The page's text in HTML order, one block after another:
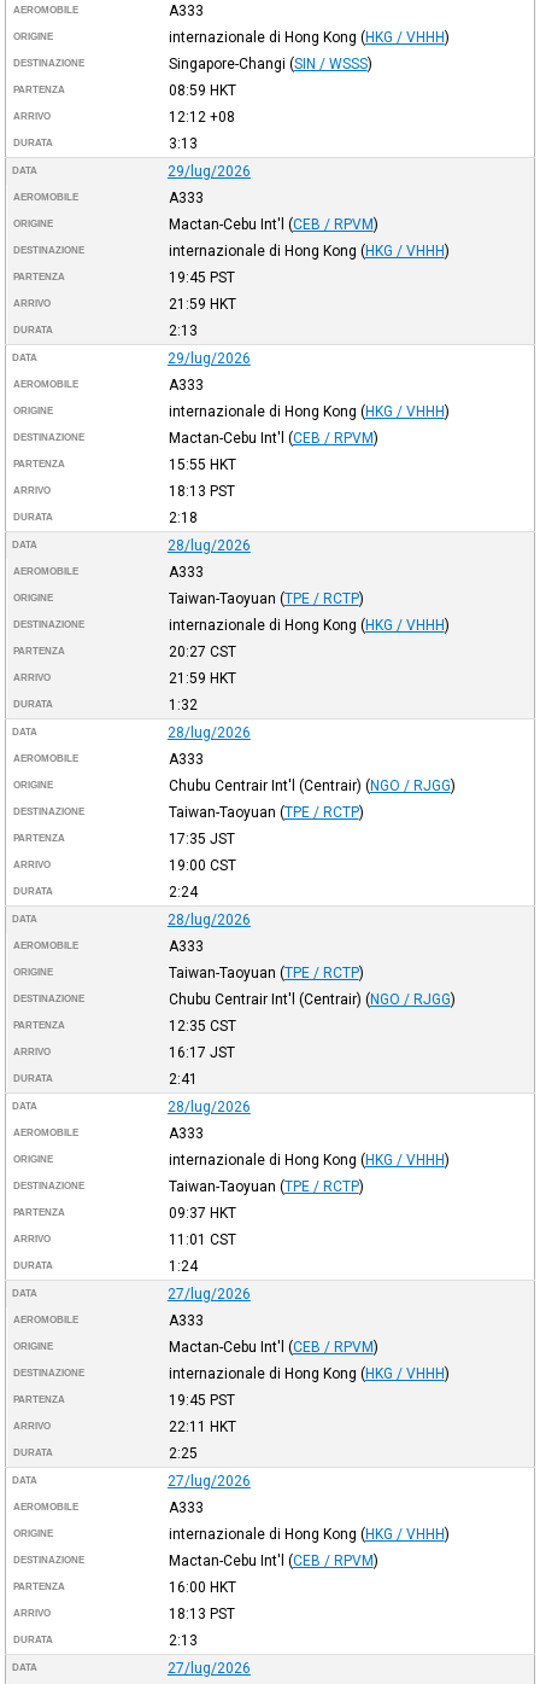
AEROMOBILE A333
ORIGINE internazionale di Hong Kong (HKG / VHHH)
DESTINAZIONE Singapore-Changi (SIN / WSSS)
PARTENZA 08:59 HKT
ARRIVO 12:12 +08
DURATA 3:13
DATA 29/lug/2026
AEROMOBILE A333
ORIGINE Mactan-Cebu Int'l (CEB / RPVM)
DESTINAZIONE internazionale di Hong Kong (HKG / VHHH)
PARTENZA 19:45 PST
ARRIVO 21:59 HKT
DURATA 2:13
DATA 29/lug/2026
AEROMOBILE A333
ORIGINE internazionale di Hong Kong (HKG / VHHH)
DESTINAZIONE Mactan-Cebu Int'l (CEB / RPVM)
PARTENZA 15:55 HKT
ARRIVO 18:13 PST
DURATA 2:18
DATA 28/lug/2026
AEROMOBILE A333
ORIGINE Taiwan-Taoyuan (TPE / RCTP)
DESTINAZIONE internazionale di Hong Kong (HKG / VHHH)
PARTENZA 20:27 CST
ARRIVO 21:59 HKT
DURATA 1:32
DATA 28/lug/2026
AEROMOBILE A333
ORIGINE Chubu Centrair Int'l (Centrair) (NGO / RJGG)
DESTINAZIONE Taiwan-Taoyuan (TPE / RCTP)
PARTENZA 17:35 JST
ARRIVO 19:00 CST
DURATA 2:24
DATA 28/lug/2026
AEROMOBILE A333
ORIGINE Taiwan-Taoyuan (TPE / RCTP)
DESTINAZIONE Chubu Centrair Int'l (Centrair) (NGO / RJGG)
PARTENZA 12:35 CST
ARRIVO 16:17 JST
DURATA 2:41
DATA 28/lug/2026
AEROMOBILE A333
ORIGINE internazionale di Hong Kong (HKG / VHHH)
DESTINAZIONE Taiwan-Taoyuan (TPE / RCTP)
PARTENZA 09:37 HKT
ARRIVO 11:01 CST
DURATA 1:24
DATA 27/lug/2026
AEROMOBILE A333
ORIGINE Mactan-Cebu Int'l (CEB / RPVM)
DESTINAZIONE internazionale di Hong Kong (HKG / VHHH)
PARTENZA 19:45 PST
ARRIVO 22:11 HKT
DURATA 2:25
DATA 27/lug/2026
AEROMOBILE A333
ORIGINE internazionale di Hong Kong (HKG / VHHH)
DESTINAZIONE Mactan-Cebu Int'l (CEB / RPVM)
PARTENZA 16:00 HKT
ARRIVO 18:13 PST
DURATA 2:13
DATA 27/lug/2026